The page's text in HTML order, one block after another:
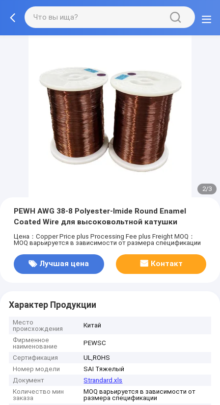
2/3
PEWH AWG 38-8 Polyester-Imide Round Enamel
Coated Wire для высоковольтной катушки
Цена：Copper Price plus Processing Fee plus Freight MOQ：
MOQ варьируется в зависимости от размера спецификации
Лучшая цена Контакт
Характер Продукции
Место
происхождения
Китай
Фирменное
наименование
PEWSC
Сертификация
UL,ROHS
Номер модели
SAI Тяжелый
Документ
Strandard.xls
Количество мин
заказа
MOQ варьируется в зависимости от
размера спецификации